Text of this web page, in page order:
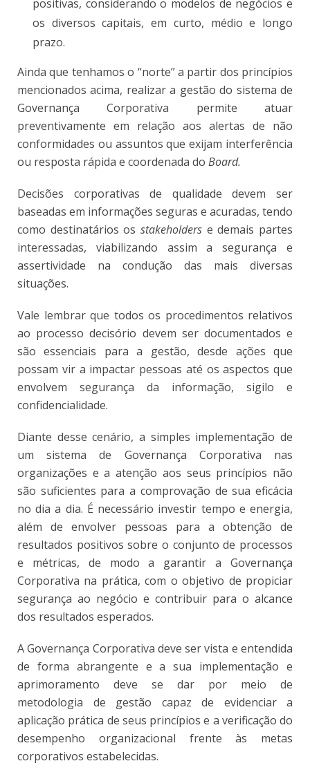
positivas, considerando o modelos de negócios e
os diversos capitais, em curto, médio e longo
prazo.
Ainda que tenhamos o “norte” a partir dos princípios
mencionados acima, realizar a gestão do sistema de
Governança Corporativa permite atuar
preventivamente em relação aos alertas de não
conformidades ou assuntos que exijam interferência
ou resposta rápida e coordenada do Board.
Decisões corporativas de qualidade devem ser
baseadas em informações seguras e acuradas, tendo
como destinatários os stakeholders e demais partes
interessadas, viabilizando assim a segurança e
assertividade na condução das mais diversas
situações.
Vale lembrar que todos os procedimentos relativos
ao processo decisório devem ser documentados e
são essenciais para a gestão, desde ações que
possam vir a impactar pessoas até os aspectos que
envolvem segurança da informação, sigilo e
confidencialidade.
Diante desse cenário, a simples implementação de
um sistema de Governança Corporativa nas
organizações e a atenção aos seus princípios não
são suficientes para a comprovação de sua eficácia
no dia a dia. É necessário investir tempo e energia,
além de envolver pessoas para a obtenção de
resultados positivos sobre o conjunto de processos
e métricas, de modo a garantir a Governança
Corporativa na prática, com o objetivo de propiciar
segurança ao negócio e contribuir para o alcance
dos resultados esperados.
A Governança Corporativa deve ser vista e entendida
de forma abrangente e a sua implementação e
aprimoramento deve se dar por meio de
metodologia de gestão capaz de evidenciar a
aplicação prática de seus princípios e a verificação do
desempenho organizacional frente às metas
corporativos estabelecidas.